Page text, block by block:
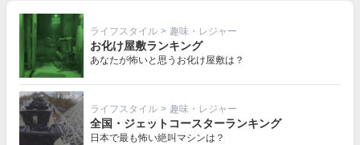
ライフスタイル > 趣味・レジャー
お化け屋敷ランキング
あなたが怖いと思うお化け屋敷は？
ライフスタイル > 趣味・レジャー
全国・ジェットコースターランキング
日本で最も怖い絶叫マシンは？